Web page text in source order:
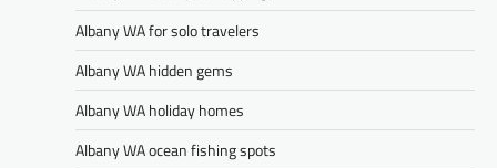
Albany WA for solo travelers
Albany WA hidden gems
Albany WA holiday homes
Albany WA ocean fishing spots